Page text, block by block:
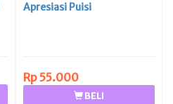
Apresiasi Puisi
Rp 55.000
BELI